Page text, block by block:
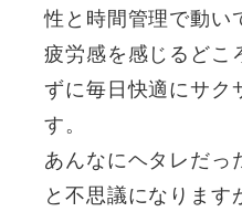
性と時間管理で動い
疲労感を感じるどこ
ずに毎日快適にサク
す。
あんなにヘタレだっ
と不思議になります